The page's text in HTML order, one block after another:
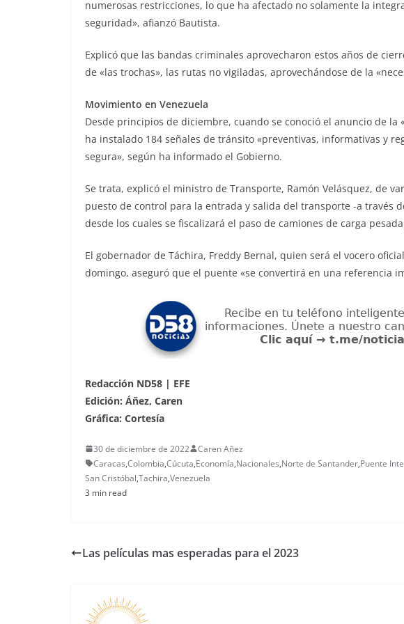
numerosas restricciones, lo que ha afectado no solamente la
seguridad», afianzó Bautista.
Explicó que las bandas criminales aprovecharon estos años de
de «las trochas», las rutas no vigiladas, aprovechándose de la
Movimiento en Venezuela
Desde principios de diciembre, cuando se conoció el anuncio de
ha instalado 184 señales de tránsito «preventivas, informativas y
segura», según ha informado el Gobierno.
Se trata, explicó el ministro de Transporte, Ramón Velásquez, de
puesto de control para la entrada y salida del transporte -a través
desde los cuales se fiscalizará el paso de camiones de carga
El gobernador de Táchira, Freddy Bernal, quien será el vocero
domingo, aseguró que el puente «se convertirá en una referencia
Redacción ND58 | EFE
Edición: Áñez, Caren
Gráfica: Cortesía
30 de diciembre de 2022
Caren Añez
Caracas,Colombia,Cúcuta,Economía,Nacionales,Norte de Santander,Puente
San Cristóbal,Tachira,Venezuela
3 min read
Las películas mas esperadas para el 2023